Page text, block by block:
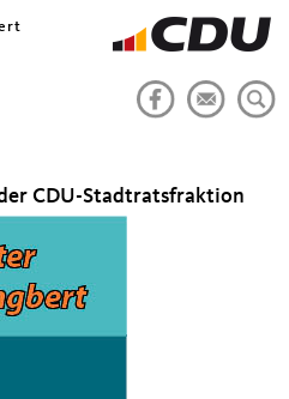
CDU-Stadtratsfraktion